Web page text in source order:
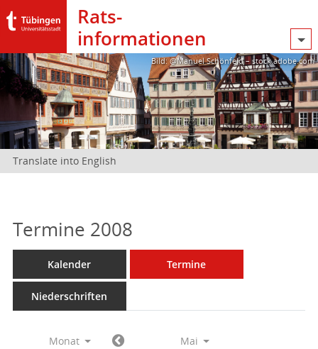
Rats­
informationen
Bild: @Manuel Schönfeld – stock.adobe.com
Translate into English
Termine 2008
Kalender Termine
Niederschriften
Monat
Mai